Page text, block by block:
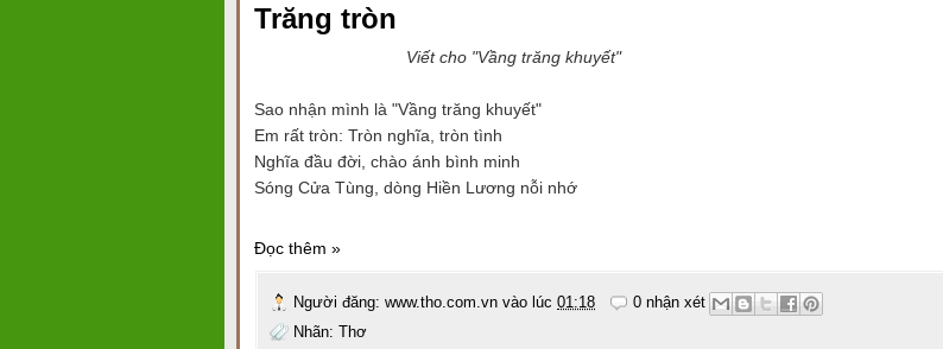
Trăng tròn
Viết cho "Vầng trăng khuyết"
Sao nhận mình là "Vầng trăng khuyết"
Em rất tròn: Tròn nghĩa, tròn tình
Nghĩa đầu đời, chào ánh bình minh
Sóng Cửa Tùng, dòng Hiền Lương nỗi nhớ
Đọc thêm »
Người đăng: www.tho.com.vn vào lúc 01:18
0 nhận xét
Nhãn: Thơ